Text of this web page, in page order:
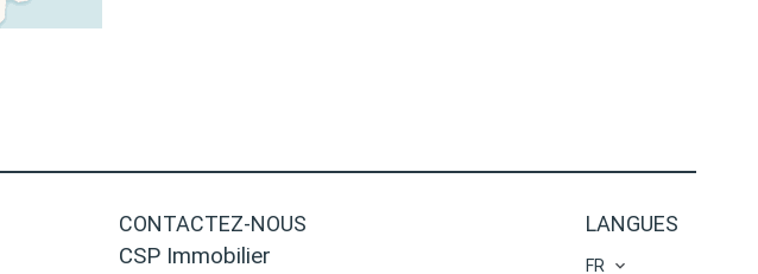
CONTACTEZ-NOUS
CSP Immobilier
LANGUES
FR